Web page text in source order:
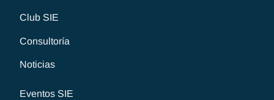
Club SIE
Consultoría
Noticias
Eventos SIE